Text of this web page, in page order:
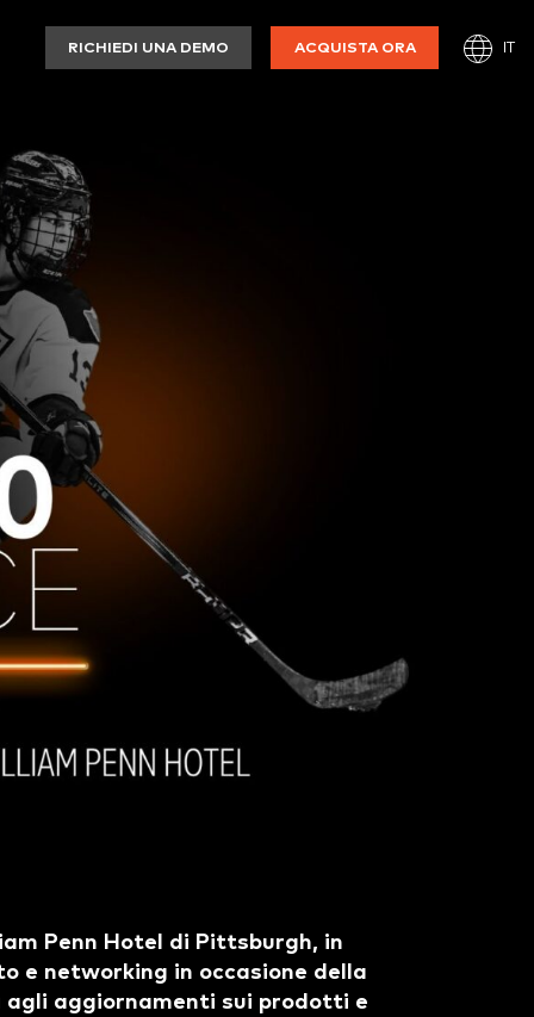
RICHIEDI UNA DEMO ACQUISTA ORA IT
Penn Hotel di Pittsburgh, in
e networking in occasione della
aggiornamenti sui prodotti e